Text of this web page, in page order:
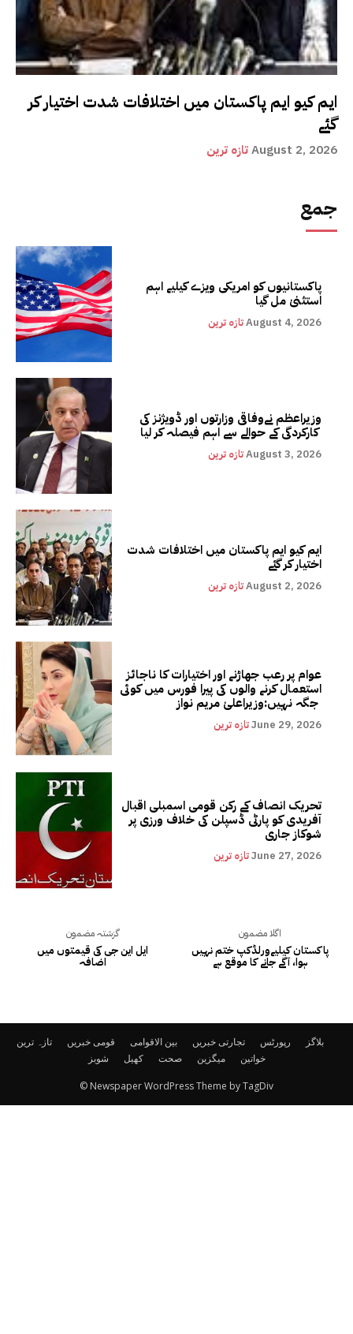
ایم کیو ایم پاکستان میں اختلافات شدت اختیار کر
گئے
تازہ ترینAugust 2, 2026
جمع
پاکستانیوں کو امریکی ویزے کیلیے اہم
استثنیٰ مل گیا
تازہ ترینAugust 4, 2026
وزیراعظم نےوفاقی وزارتوں اور ڈویژنز کی
کارکردگی کے حوالے سے اہم فیصلہ کر لیا
تازہ ترینAugust 3, 2026
ایم کیو ایم پاکستان میں اختلافات شدت
اختیار کر گئے
تازہ ترینAugust 2, 2026
عوام پر رعب جھاڑنے اور اختیارات کا ناجائز
استعمال کرنے والوں کی پیرا فورس میں کوئی
تازہ ترینJune 29, 2026
تحریک انصاف کے رکن قومی اسمبلی اقبال
آفریدی کو پارٹی ڈسپلن کی خلاف ورزی پر
شوکاز جاری
تازہ ترینJune 27, 2026
گزشتہ مضمون
ایل این جی کی قیمتوں میں
اضافہ
اگلا مضمون
پاکستان کیلیےورلڈکپ ختم نہیں
ہوا، آگے جانے کا موقع ہے
تازہ ترین قومی خبریں بین الاقوامی تجارتی خبریں رپورٹس
بلاگز
شوبز
کھیل صحت میگزین خواتین
© Newspaper WordPress Theme by TagDiv